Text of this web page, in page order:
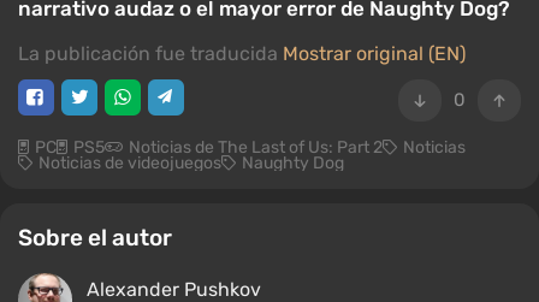
narrativo audaz o el mayor error de Naughty Dog?
La publicación fue traducida Mostrar original (EN)
0
PC PS5 Noticias de The Last of Us: Part 2 Noticias
Noticias de videojuegos Naughty Dog
Sobre el autor
Alexander Pushkov